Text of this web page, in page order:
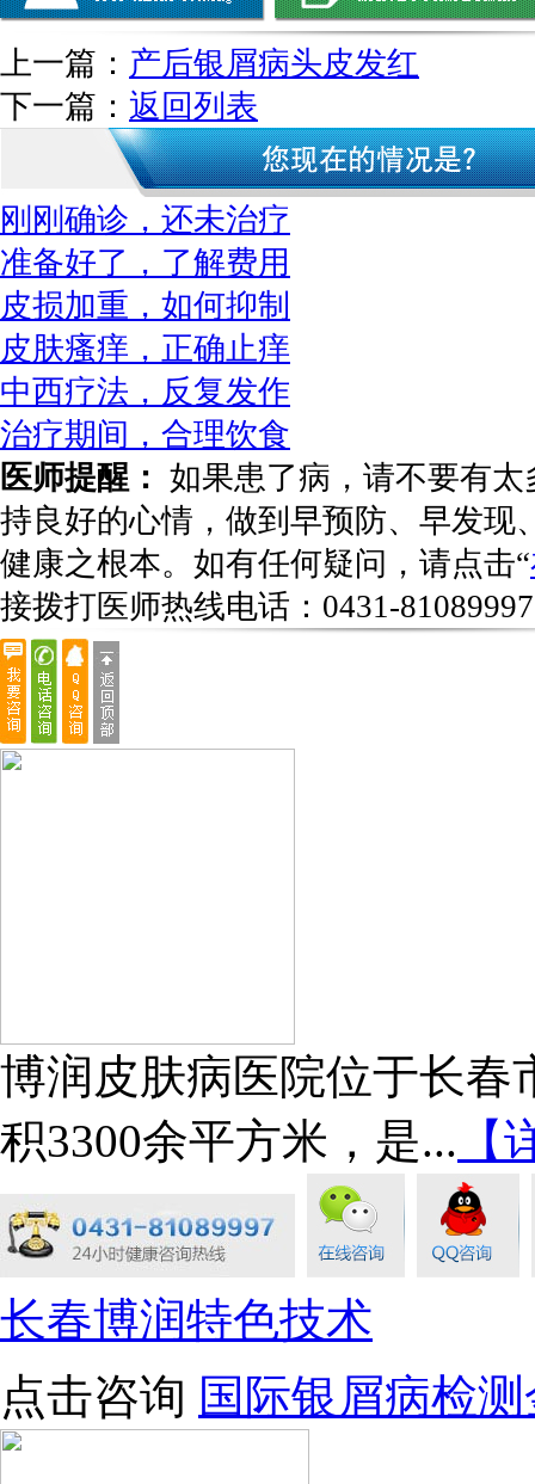
上一篇： 产后银屑病头皮发红
下一篇： 返回列表
刚刚确诊，还未治疗
准备好了，了解费用
皮损加重，如何抑制
皮肤瘙痒，正确止痒
中西疗法，反复发作
治疗期间，合理饮食
医师提醒： 如果患了病，请不要有
持良好的心情，做到早预防、早发现
健康之根本。如有任何疑问，请点击“
接拨打医师热线电话： 0431-81089997
博润皮肤病医院位于长春
积3300余平方米，是... 【
长春博润特色技术
点击咨询 国际银屑病检